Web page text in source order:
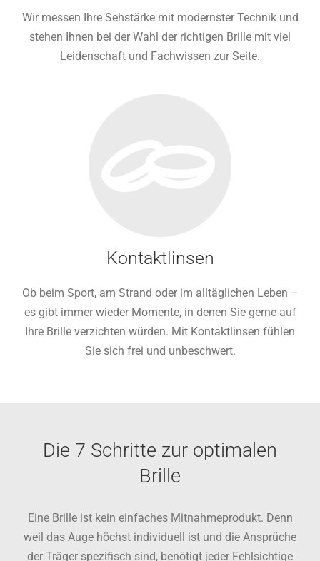
Wir messen Ihre Sehstärke mit modernster Technik und
stehen Ihnen bei der Wahl der richtigen Brille mit viel
Leidenschaft und Fachwissen zur Seite.
Kontaktlinsen
Ob beim Sport, am Strand oder im alltäglichen Leben –
es gibt immer wieder Momente, in denen Sie gerne auf
Ihre Brille verzichten würden. Mit Kontaktlinsen fühlen
Sie sich frei und unbeschwert.
Die 7 Schritte zur optimalen
Brille
Eine Brille ist kein einfaches Mitnahmeprodukt. Denn
weil das Auge höchst individuell ist und die Ansprüche
der Träger spezifisch sind, benötigt jeder Fehlsichtige